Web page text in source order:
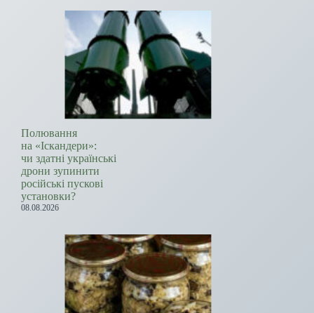
Полювання
на «Іскандери»:
чи здатні українські
дрони зупинити
російські пускові
установки?
08.08.2026